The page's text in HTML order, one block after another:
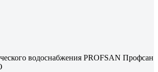
водоснабжения PROFSAN Профсан